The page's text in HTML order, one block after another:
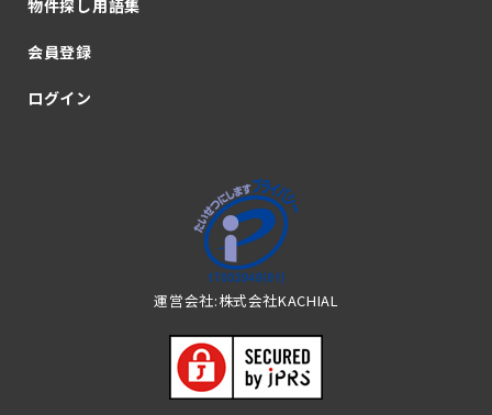
物件探し用語集
会員登録
ログイン
運営会社:株式会社KACHIAL